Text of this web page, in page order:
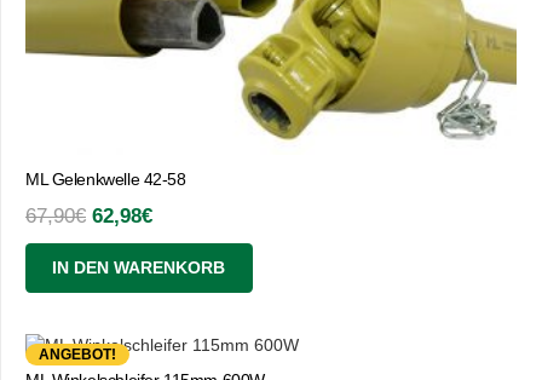
ML Gelenkwelle 42-58
67,90€ Ursprünglicher
Preis
war:
67,90€
62,98€Aktueller
Preis
ist:
62,98€.
IN DEN WARENKORB
ANGEBOT!